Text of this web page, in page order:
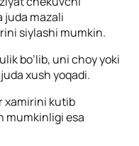
juda mazali
siylashi mumkin.
bo’lib, uni choy yoki
xush yoqadi.
xamirini kutib
mumkinligi esa